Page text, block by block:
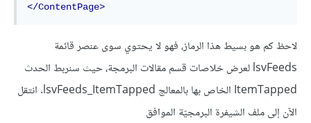
</ContentPage>
لاحظ كم هو بسيط هذا الرماز، فهو لا يحتوي سوى عنصر قائمة
lsvFeeds لعرض خلاصات قسم مقالات البرمجة، حيث سنربط الحدث
ItemTapped الخاص بها بالمعالج lsvFeeds_ItemTapped. انتقل
الآن إلى ملف الشيفرة البرمجيّة الموافق